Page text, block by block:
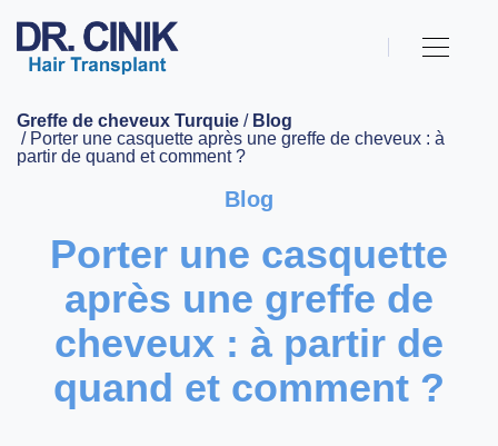
Greffe de cheveux Turquie / Blog
/ Porter une casquette après une greffe de cheveux : à
partir de quand et comment ?
Blog
Porter une casquette
après une greffe de
cheveux : à partir de
quand et comment ?